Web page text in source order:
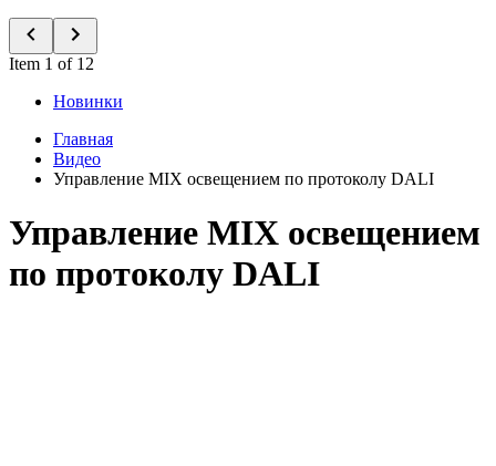
Item 1 of 12
Новинки
Главная
Видео
Управление MIX освещением по протоколу DALI
Управление MIX освещением
по протоколу DALI